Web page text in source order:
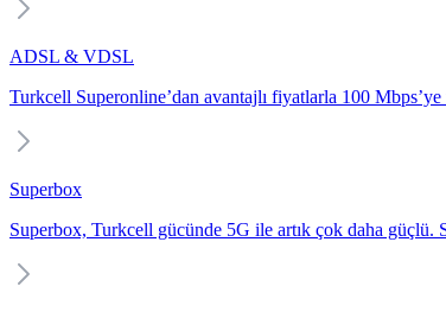
ADSL & VDSL
Turkcell Superonline’dan avantajlı fiyatlarla 100 Mbps’ye
Superbox
Superbox, Turkcell gücünde 5G ile artık çok daha